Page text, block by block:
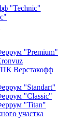
"Technic"
"Premium"
Верстакофф
"Standart"
"Classic"
"Titan"
участка